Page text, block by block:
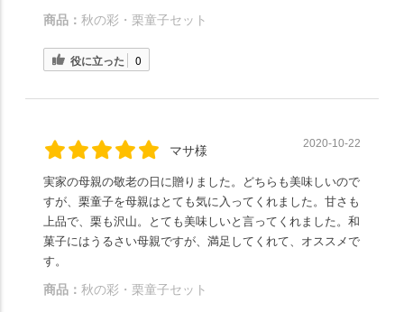
商品： 秋の彩・栗童子セット
役に立った 0
マサ様 2020-10-22
実家の母親の敬老の日に贈りました。どちらも美味しいので
すが、栗童子を母親はとても気に入ってくれました。甘さも
上品で、栗も沢山。とても美味しいと言ってくれました。和
菓子にはうるさい母親ですが、満足してくれて、オススメで
す。
商品： 秋の彩・栗童子セット